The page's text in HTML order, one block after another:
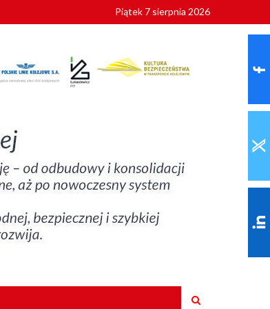
Piątek 7 sierpnia 2026